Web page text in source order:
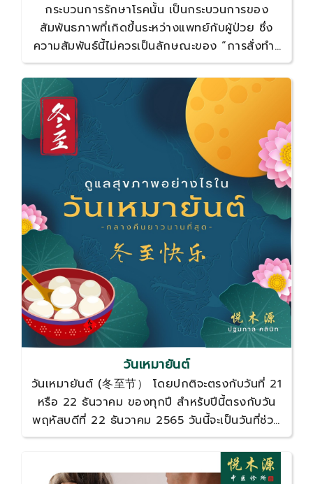
กระบวนการรักษาโรคนั้น เป็นกระบวนการของ
สัมพันธภาพที่เกิดขึ้นระหว่างแพทย์กับผู้ป่วย ซึ่ง
ความสัมพันธ์นี้ไม่ควรเป็นลักษณะของ “การสั่งทำ”
แพทย์และผู้ปวยควรสร้างความสัมพันธ์ในลักษณะ
ของ “ความร่วมมือ” กันมากกว่า ผลการรักษาของ
โรคหนึ่ง ๆ จะดีหรือไม่อย่างไรนั้น จึงขึ้นอยู่กับว่า
แพทย์และผู้ป่วยจะสามารถประสานร่วมมือกันได้ดี
เพียงใดอีกด้วย
วันเหมายันต์
วันเหมายันต์ (冬至节） โดยปกติจะตรงกับวันที่ 21
หรือ 22 ธันวาคม ของทุกปี สำหรับปีนี้ตรงกับวัน
พฤหัสบดีที่ 22 ธันวาคม 2565 วันนี้จะเป็นวันที่ช่วง
กลางวันสั้นที่สุดแล้วกลางคืนยาวที่สุดในรอบปี ถือ
เป็นวันที่มีอากาศหนาวเย็นในซีกโลกเหนือ แล้วจะ
ตรงข้ามกับประเทศทางซีกโลกใต้